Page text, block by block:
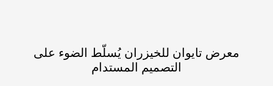
معرض تايوان للخيزران يُسلّط الضوء على
التصميم المستدام